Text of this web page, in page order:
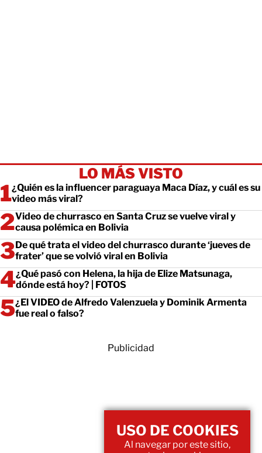
LO MÁS VISTO
¿Quién es la influencer paraguaya Maca Díaz, y cuál es su
video más viral?
Video de churrasco en Santa Cruz se vuelve viral y
causa polémica en Bolivia
De qué trata el video del churrasco durante ‘jueves de
frater’ que se volvió viral en Bolivia
¿Qué pasó con Helena, la hija de Elize Matsunaga,
dónde está hoy? | FOTOS
¿El VIDEO de Alfredo Valenzuela y Dominik Armenta
fue real o falso?
Publicidad
USO DE COOKIES
Al navegar por este sitio,